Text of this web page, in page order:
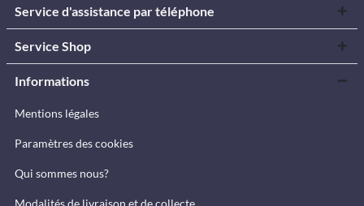
Service d'assistance par téléphone
Service Shop
Informations
Mentions légales
Paramètres des cookies
Qui sommes nous?
Modalités de livraison et de collecte